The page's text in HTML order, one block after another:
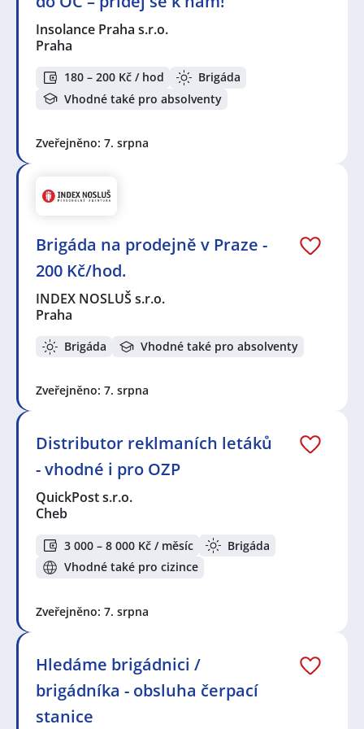
Insolance Praha s.r.o.
Praha
180 – 200 Kč / hod
Brigáda
Vhodné také pro absolventy
Zveřejněno: 7. srpna
Brigáda na prodejně v Praze -
200 Kč/hod.
INDEX NOSLUŠ s.r.o.
Praha
Brigáda Vhodné také pro absolventy
Zveřejněno: 7. srpna
Distributor reklmaních letáků
- vhodné i pro OZP
QuickPost s.r.o.
Cheb
3 000 – 8 000 Kč / měsíc
Brigáda
Vhodné také pro cizince
Zveřejněno: 7. srpna
Hledáme brigádnici /
brigádníka - obsluha čerpací
stanice